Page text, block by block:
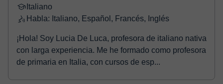
Italiano
Habla: Italiano, Español, Francés, Inglés
¡Hola! Soy Lucia De Luca, profesora de italiano nativa
con larga experiencia. Me he formado como profesora
de primaria en Italia, con cursos de esp...